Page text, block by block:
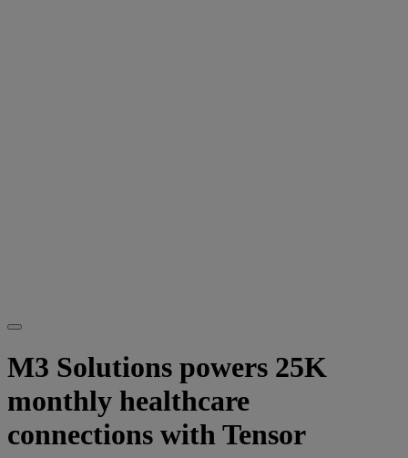
M3 Solutions powers 25K
monthly healthcare
connections with Tensor